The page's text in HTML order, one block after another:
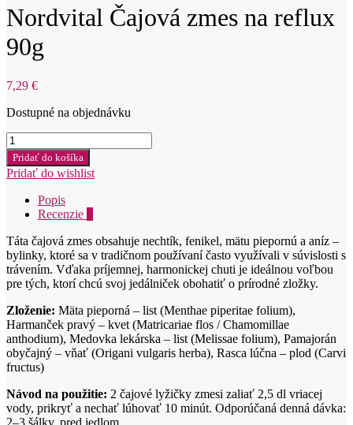
Nordvital Čajová zmes na reflux
90g
7,29 €
Dostupné na objednávku
množstvo
Nordvital
Čajová
zmes
Pridať do košíka
Pridať do wishlist
Popis
Recenzie
Táta čajová zmes obsahuje nechtík, fenikel, mätu piepornú a aníz –
bylinky, ktoré sa v tradičnom používaní často využívali v súvislosti s
trávením. Vďaka príjemnej, harmonickej chuti je ideálnou voľbou
pre tých, ktorí chcú svoj jedálniček obohatiť o prírodné zložky.
Zloženie: Mäta pieporná – list (Menthae piperitae folium),
Harmanček pravý – kvet (Matricariae flos / Chamomillae
anthodium), Medovka lekárska – list (Melissae folium), Pamajorán
obyčajný – vňať (Origani vulgaris herba), Rasca lúčna – plod (Carvi
fructus)
Návod na použitie: 2 čajové lyžičky zmesi zaliať 2,5 dl vriacej
vody, prikryť a nechať lúhovať 10 minút. Odporúčaná denná dávka:
2–3 šálky, pred jedlom.